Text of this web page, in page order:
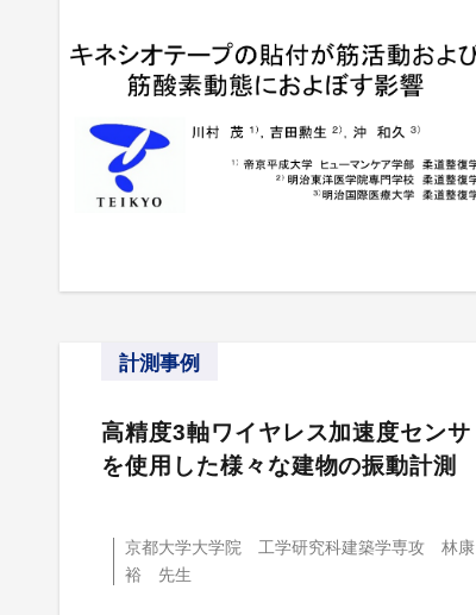
計測事例
高精度3軸ワイヤレス加速度センサ
を使用した様々な建物の振動計測
京都大学大学院 工学研究科建築学専攻 林康
裕 先生